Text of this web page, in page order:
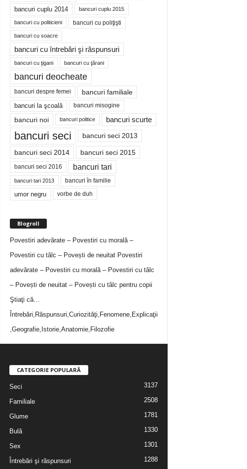
bancuri cuplu 2014 bancuri cuplu 2015
bancuri cu politicieni bancuri cu poliţişti
bancuri cu soacre
bancuri cu întrebări şi răspunsuri
bancuri cu ţigani bancuri cu ţărani
bancuri deocheate
bancuri despre femei bancuri familiale
bancuri la şcoală bancuri misogine
bancuri noi bancuri politice bancuri scurte
bancuri seci bancuri seci 2013
bancuri seci 2014 bancuri seci 2015
bancuri seci 2016 bancuri tari
bancuri tari 2013 bancuri în familie
umor negru vorbe de duh
Blogroll
Povestiri adevărate – Povestiri cu morală –
Povestiri cu tâlc – Povești de neuitatPovestiri
adevărate – Povestiri cu morală – Povestiri cu tâlc
– Povești de neuitat – Povești cu tâlc pentru copii
Ştiaţi că…
Întrebări,Răspunsuri,Curiozităţi,Fenomene,Explicaţii
,Geografie,Istorie,Anatomie,Filozofie
CATEGORIE POPULARĂ
Seci 3137
Familiale 2508
Glume 1781
Bulă 1330
Sex 1301
Întrebări şi răspunsuri 1288